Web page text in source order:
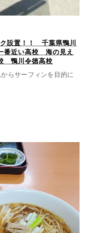
設置！！ 千葉県鴨川
近い高校 海の見え
鴨川令徳高校
らサーフィンを目的に